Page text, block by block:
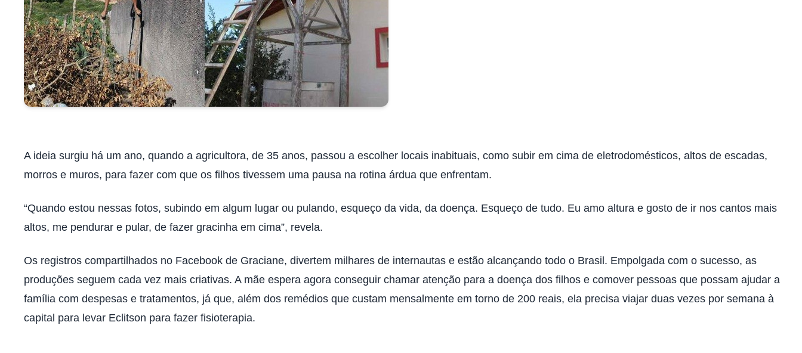
A ideia surgiu há um ano, quando a agricultora, de 35 anos, passou a escolher locais inabituais, como subir em cima de eletrodomésticos, altos de escadas,
morros e muros, para fazer com que os filhos tivessem uma pausa na rotina árdua que enfrentam.
“Quando estou nessas fotos, subindo em algum lugar ou pulando, esqueço da vida, da doença. Esqueço de tudo. Eu amo altura e gosto de ir nos cantos mais
altos, me pendurar e pular, de fazer gracinha em cima”, revela.
Os registros compartilhados no Facebook de Graciane, divertem milhares de internautas e estão alcançando todo o Brasil. Empolgada com o sucesso, as
produções seguem cada vez mais criativas. A mãe espera agora conseguir chamar atenção para a doença dos filhos e comover pessoas que possam ajudar a
família com despesas e tratamentos, já que, além dos remédios que custam mensalmente em torno de 200 reais, ela precisa viajar duas vezes por semana à
capital para levar Eclitson para fazer fisioterapia.